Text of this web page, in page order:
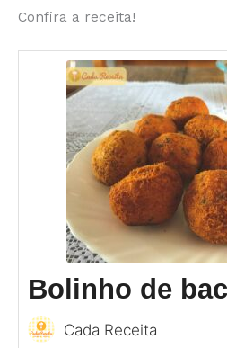
Confira a receita!
Bolinho de
Cada Receita